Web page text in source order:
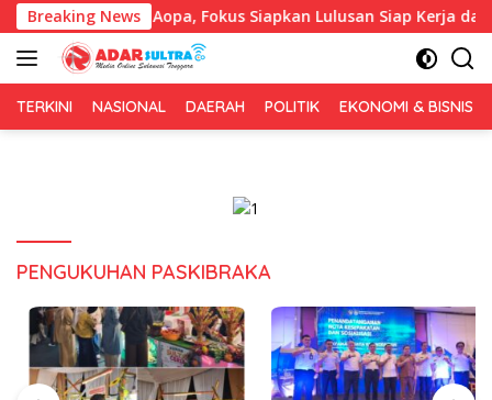
Langsung
ke
konten
Breaking News
IAI Rawa Aopa, Fokus Siapkan Lulusan Siap Kerja dan
TERKINI NASIONAL DAERAH POLITIK EKONOMI & BISNIS
PENGUKUHAN PASKIBRAKA